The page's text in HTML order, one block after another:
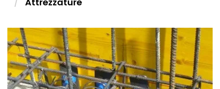
MONO TREFOLO